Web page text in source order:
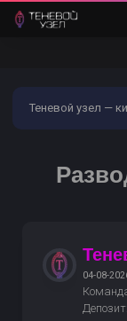
Теневой узел —
04-08-